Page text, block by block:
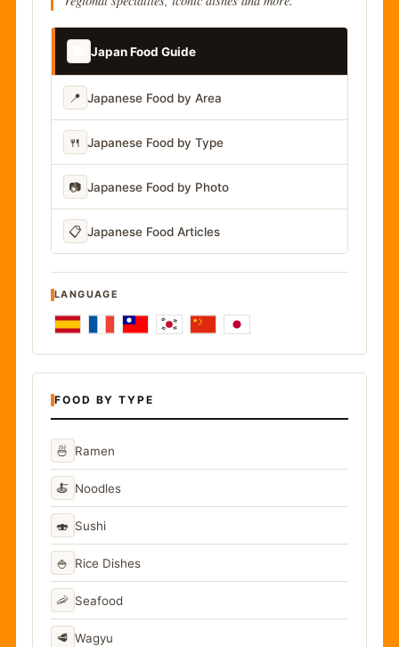
Japan Food Guide
📍 Japanese Food by Area
🍴 Japanese Food by Type
📷 Japanese Food by Photo
📋 Japanese Food Articles
LANGUAGE
FOOD BY TYPE
🍜 Ramen
🍝 Noodles
🍣 Sushi
🍚 Rice Dishes
🦐 Seafood
🥩 Wagyu